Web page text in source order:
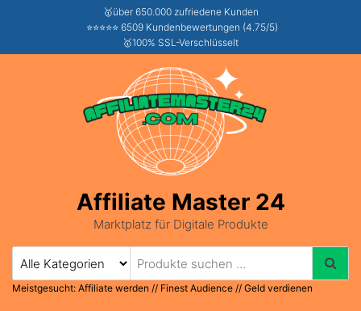
🥇über 650.000 zufriedene Kunden
⭐⭐⭐⭐⭐ 6509 Kundenbewertungen (4.75/5)
🥇100% SSL-Verschlüsselt
Affiliate Master 24
Marktplatz für Digitale Produkte
Meistgesucht: Affiliate werden // Finest Audience // Geld verdienen